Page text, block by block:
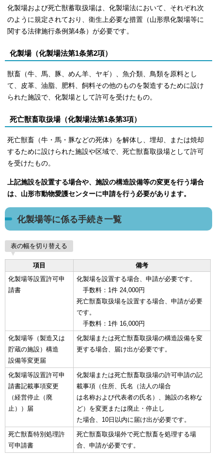
化製場および死亡獣蓄取扱場は、化製場法において、それぞれ次
のように規定されており、衛生上必要な措置（山形県化製場等に
関する法律施行条例第4条）が必要です。
化製場（化製場法第1条第2項）
獣畜（牛、馬、豚、めん羊、ヤギ）、魚介類、鳥類を原料とし
て、皮革、油脂、肥料、飼料その他のものを製造するために設け
られた施設で、化製場として許可を受けたもの。
死亡獣畜取扱場（化製場法第1条第3項）
死亡獣畜（牛・馬・豚などの死体）を解体し、埋却、または焼却
するために設けられた施設や区域で、死亡獣畜取扱場として許可
を受けたもの。
上記施設を設置する場合や、施設の構造設備等の変更を行う場合
は、山形市動物愛護センターに申請を行う必要があります。
化製場等に係る手続き一覧
表の幅を切り替える
項目
備考
化製場等設置許可申
請書
化製場を設置する場合、申請が必要です。
手数料：1件 24,000円
死亡獣畜取扱場を設置する場合、申請が必要
です。
手数料：1件 16,000円
化製場等（製造又は
貯蔵の施設）構造
設備等変更届
化製場または死亡獣畜取扱場の構造設備を変
更する場合、届け出が必要です。
化製場等設置許可申
請書記載事項変更
（経営停止（廃
止））届
化製場または死亡獣畜取扱場の許可申請の記
載事項（住所、氏名（法人の場合
は名称および代表者の氏名）、施設の名称な
ど）を変更または廃止・停止し
た場合、10日以内に届け出が必要です。
死亡獣畜特別処理許
可申請書
死亡獣畜取扱場外で死亡獣畜を処理する場
合、申請が必要です。